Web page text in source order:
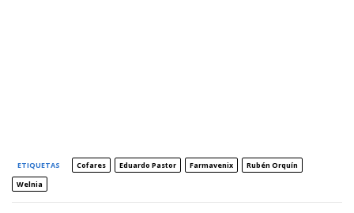
ETIQUETAS Cofares Eduardo Pastor Farmavenix
Rubén Orquín
Welnia